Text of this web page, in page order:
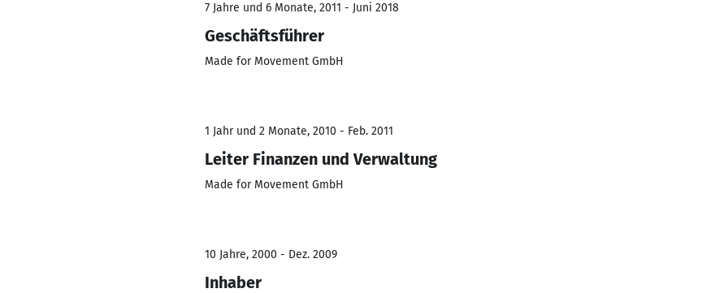
7 Jahre und 6 Monate, 2011 - Juni 2018
Geschäftsführer
Made for Movement GmbH
1 Jahr und 2 Monate, 2010 - Feb. 2011
Leiter Finanzen und Verwaltung
Made for Movement GmbH
10 Jahre, 2000 - Dez. 2009
Inhaber